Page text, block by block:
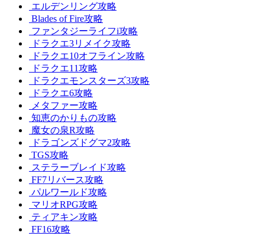
エルデンリング攻略
Blades of Fire攻略
ファンタジーライフi攻略
ドラクエ3リメイク攻略
ドラクエ10オフライン攻略
ドラクエ11攻略
ドラクエモンスターズ3攻略
ドラクエ6攻略
メタファー攻略
知恵のかりもの攻略
魔女の泉R攻略
ドラゴンズドグマ2攻略
TGS攻略
ステラーブレイド攻略
FF7リバース攻略
パルワールド攻略
マリオRPG攻略
ティアキン攻略
FF16攻略